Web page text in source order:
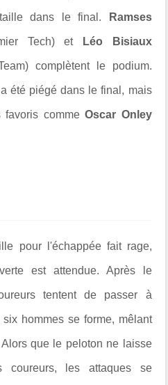
dans le final. Ramses
Tech) etLéo Bisiaux
complètent le podium.
été piégé dans le final, mais
favoris commeOscar Onley
pour l'échappée fait rage,
est attendue. Après le
tentent de passer à
hommes se forme, mêlant
que le peloton ne laisse
coureurs, les attaques se